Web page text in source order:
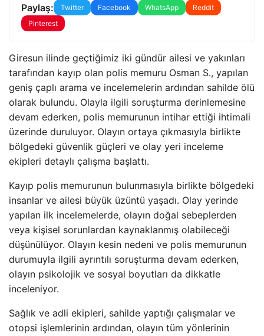
Paylaş: Twitter Facebook WhatsApp
Reddit
Pinterest
Giresun ilinde geçtiğimiz iki gündür ailesi ve yakınları
tarafından kayıp olan polis memuru Osman S., yapılan
geniş çaplı arama ve incelemelerin ardından sahilde ölü
olarak bulundu. Olayla ilgili soruşturma derinlemesine
devam ederken, polis memurunun intihar ettiği ihtimali
üzerinde duruluyor. Olayın ortaya çıkmasıyla birlikte
bölgedeki güvenlik güçleri ve olay yeri inceleme
ekipleri detaylı çalışma başlattı.
Kayıp polis memurunun bulunmasıyla birlikte bölgedeki
insanlar ve ailesi büyük üzüntü yaşadı. Olay yerinde
yapılan ilk incelemelerde, olayın doğal sebeplerden
veya kişisel sorunlardan kaynaklanmış olabileceği
düşünülüyor. Olayın kesin nedeni ve polis memurunun
durumuyla ilgili ayrıntılı soruşturma devam ederken,
olayın psikolojik ve sosyal boyutları da dikkatle
inceleniyor.
Sağlık ve adli ekipleri, sahilde yaptığı çalışmalar ve
otopsi işlemlerinin ardından, olayın tüm yönlerinin